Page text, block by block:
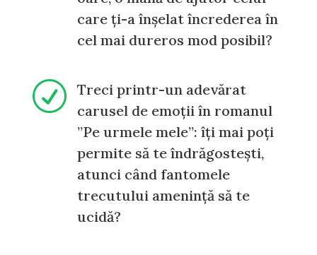
care ți-a înșelat încrederea în
cel mai dureros mod posibil?
R
Treci printr-un adevărat
carusel de emoții în romanul
”Pe urmele mele”: îți mai poți
permite să te îndrăgostești,
atunci când fantomele
trecutului amenință să te
ucidă?